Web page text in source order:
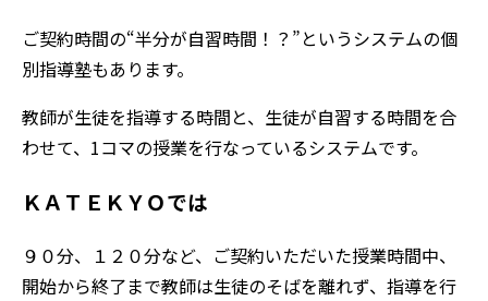
ご契約時間の“半分が自習時間！？”というシステムの個
別指導塾もあります。
教師が生徒を指導する時間と、生徒が自習する時間を合
わせて、1コマの授業を行なっているシステムです。
ＫＡＴＥＫＹＯでは
９０分、１２０分など、ご契約いただいた授業時間中、
開始から終了まで教師は生徒のそばを離れず、指導を行